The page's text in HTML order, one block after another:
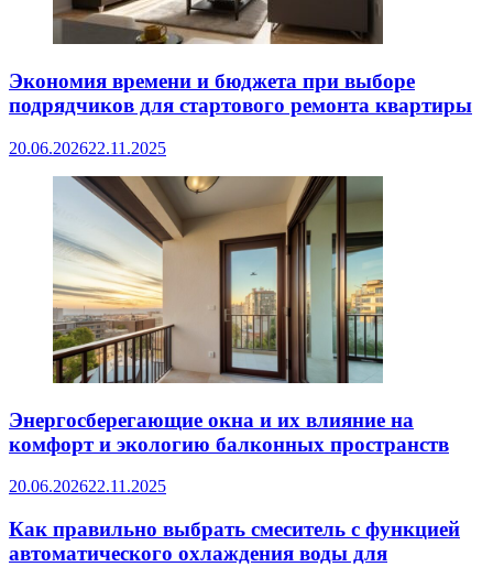
Экономия времени и бюджета при выборе
подрядчиков для стартового ремонта квартиры
20.06.202622.11.2025
Энергосберегающие окна и их влияние на
комфорт и экологию балконных пространств
20.06.202622.11.2025
Как правильно выбрать смеситель с функцией
автоматического охлаждения воды для